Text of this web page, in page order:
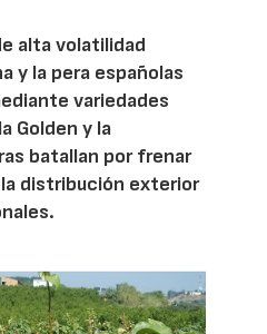
alta volatilidad
y la pera españolas
variedades
Golden y la
batallan por frenar
distribución exterior